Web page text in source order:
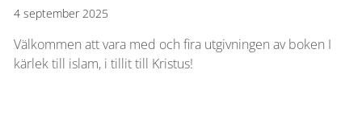
4 september 2025
Välkommen att vara med och fira utgivningen av boken I
kärlek till islam, i tillit till Kristus!